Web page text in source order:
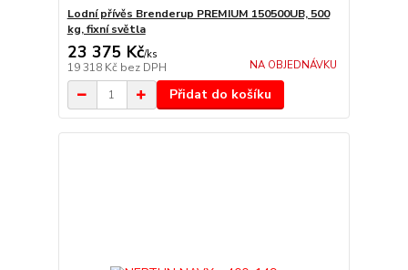
Lodní přívěs Brenderup PREMIUM 150500UB, 500
kg, fixní světla
23 375 Kč/ks
19 318 Kč bez DPH NA OBJEDNÁVKU
Přidat do košíku